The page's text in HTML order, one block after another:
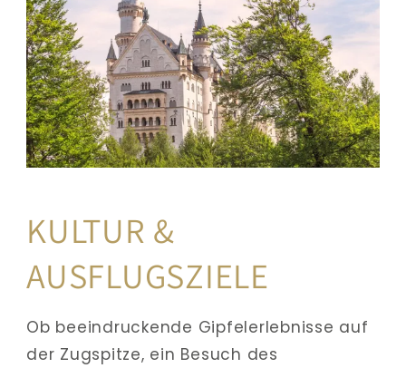
KULTUR &
AUSFLUGSZIELE
Ob beeindruckende Gipfelerlebnisse auf
der Zugspitze, ein Besuch des